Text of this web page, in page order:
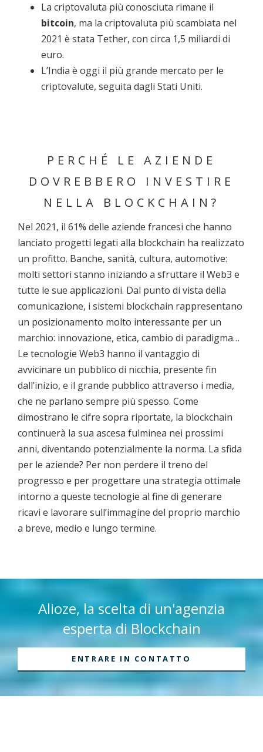
La criptovaluta più conosciuta rimane il
bitcoin, ma la criptovaluta più scambiata nel
2021 è stata Tether, con circa 1,5 miliardi di
euro.
L’India è oggi il più grande mercato per le
criptovalute, seguita dagli Stati Uniti.
PERCHÉ LE AZIENDE
DOVREBBERO INVESTIRE
NELLA BLOCKCHAIN?
Nel 2021, il 61% delle aziende francesi che hanno
lanciato progetti legati alla blockchain ha realizzato
un profitto. Banche, sanità, cultura, automotive:
molti settori stanno iniziando a sfruttare il Web3 e
tutte le sue applicazioni. Dal punto di vista della
comunicazione, i sistemi blockchain rappresentano
un posizionamento molto interessante per un
marchio: innovazione, etica, cambio di paradigma…
Le tecnologie Web3 hanno il vantaggio di
avvicinare un pubblico di nicchia, presente fin
dall’inizio, e il grande pubblico attraverso i media,
che ne parlano sempre più spesso. Come
dimostrano le cifre sopra riportate, la blockchain
continuerà la sua ascesa fulminea nei prossimi
anni, diventando potenzialmente la norma. La sfida
per le aziende? Per non perdere il treno del
progresso e per progettare una strategia ottimale
intorno a queste tecnologie al fine di generare
ricavi e lavorare sull’immagine del proprio marchio
a breve, medio e lungo termine.
Alioze, la scelta di un'agenzia
esperta di Blockchain
ENTRARE IN CONTATTO